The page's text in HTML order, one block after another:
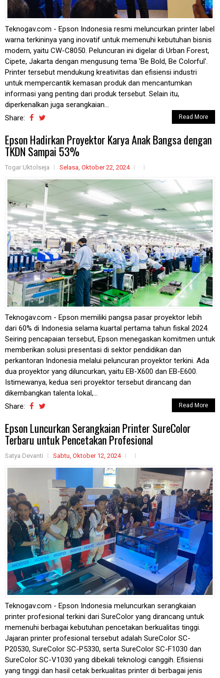
Teknogav.com - Epson Indonesia resmi meluncurkan printer label
warna terkininya yang inovatif untuk memenuhi kebutuhan bisnis
modern, yaitu CW-C8050. Peluncuran ini digelar di Urban Forest,
Cipete, Jakarta dengan mengusung tema 'Be Bold, Be Colorful'.
Printer tersebut mendukung kreativitas dan efisiensi industri
untuk mempercantik kemasan produk dan mencantumkan
informasi yang penting dari produk tersebut. Selain itu,
diperkenalkan juga serangkaian...
Share:
Read More
Epson Hadirkan Proyektor Karya Anak Bangsa dengan
TKDN Sampai 53%
Togar Uktolseja Selasa, Oktober 22, 2024
Teknogav.com - Epson memiliki pangsa pasar proyektor lebih
dari 60% di Indonesia selama kuartal pertama tahun fiskal 2024.
Seiring pencapaian tersebut, Epson menegaskan komitmen untuk
memberikan solusi presentasi di sektor pendidikan dan
perkantoran Indonesia melalui peluncuran proyektor terkini. Ada
dua proyektor yang diluncurkan, yaitu EB-X600 dan EB-E600.
Istimewanya, kedua seri proyektor tersebut dirancang dan
dikembangkan talenta lokal,...
Share:
Read More
Epson Luncurkan Serangkaian Printer SureColor
Terbaru untuk Pencetakan Profesional
Satya Devanti Sabtu, Oktober 12, 2024
Teknogav.com - Epson Indonesia meluncurkan serangkaian
printer profesional terkini dari SureColor yang dirancang untuk
memenuhi berbagai kebutuhan pencetakan berkualitas tinggi.
Jajaran printer profesional tersebut adalah SureColor SC-
P20530, SureColor SC-P5330, serta SureColor SC-F1030 dan
SureColor SC-V1030 yang dibekali teknologi canggih. Efisiensi
yang tinggi dan hasil cetak berkualitas printer di berbagai jenis